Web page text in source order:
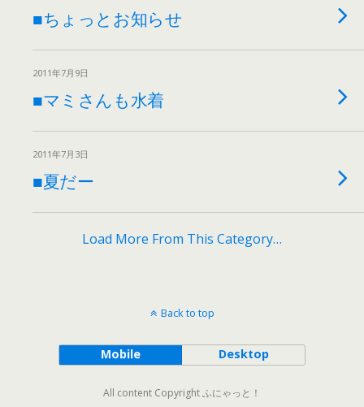
■ちょっとお知らせ
2011年7月9日
■マミさんも水着
2011年7月3日
■夏だー
Load More From This Category…
Back to top
Mobile Desktop
All content Copyright ふにゃっと！